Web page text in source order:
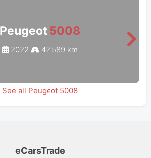
Peugeot 5008
2022 42 589 km
See all Peugeot 5008
eCarsTrade